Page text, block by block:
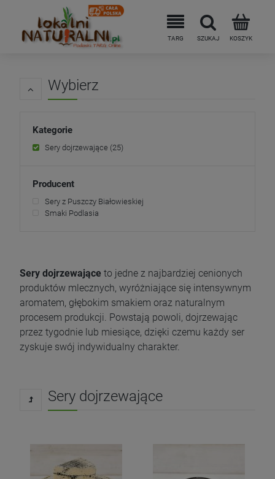
Wybierz
Kategorie
Sery dojrzewające (25)
Producent
Sery z Puszczy Białowieskiej
Smaki Podlasia
Sery dojrzewające to jedne z najbardziej cenionych
produktów mlecznych, wyróżniające się intensywnym
aromatem, głębokim smakiem oraz naturalnym
procesem produkcji. Powstają powoli, dojrzewając
przez tygodnie lub miesiące, dzięki czemu każdy ser
zyskuje swój indywidualny charakter.
Sery dojrzewające